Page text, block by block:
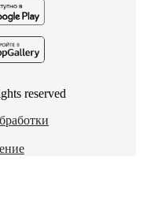
reserved